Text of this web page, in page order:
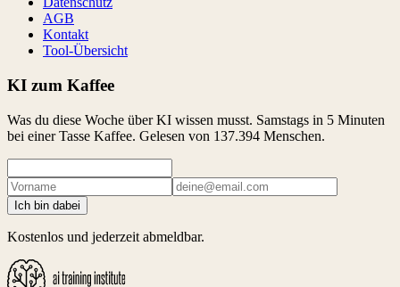
AGB
Kontakt
Tool-Übersicht
KI zum Kaffee
Was du diese Woche über KI wissen musst. Samstags in 5 Minuten
bei einer Tasse Kaffee. Gelesen von 137.394 Menschen.
Ich bin dabei
Kostenlos und jederzeit abmeldbar.